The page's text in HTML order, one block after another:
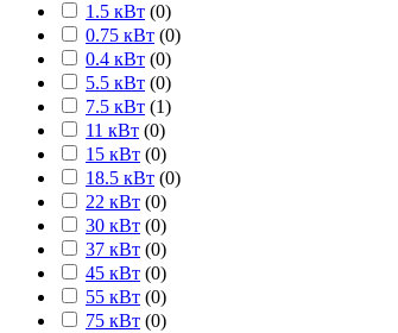
1.5 кВт (0)
0.75 кВт (0)
0.4 кВт (0)
5.5 кВт (0)
7.5 кВт (1)
11 кВт (0)
15 кВт (0)
18.5 кВт (0)
22 кВт (0)
30 кВт (0)
37 кВт (0)
45 кВт (0)
55 кВт (0)
75 кВт (0)